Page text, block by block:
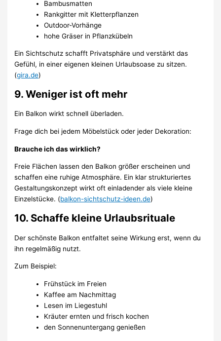
Bambusmatten
Rankgitter mit Kletterpflanzen
Outdoor-Vorhänge
hohe Gräser in Pflanzkübeln
Ein Sichtschutz schafft Privatsphäre und verstärkt das
Gefühl, in einer eigenen kleinen Urlaubsoase zu sitzen.
(gira.de)
9. Weniger ist oft mehr
Ein Balkon wirkt schnell überladen.
Frage dich bei jedem Möbelstück oder jeder Dekoration:
Brauche ich das wirklich?
Freie Flächen lassen den Balkon größer erscheinen und
schaffen eine ruhige Atmosphäre. Ein klar strukturiertes
Gestaltungskonzept wirkt oft einladender als viele kleine
Einzelstücke. (balkon-sichtschutz-ideen.de)
10. Schaffe kleine Urlaubsrituale
Der schönste Balkon entfaltet seine Wirkung erst, wenn du
ihn regelmäßig nutzt.
Zum Beispiel:
Frühstück im Freien
Kaffee am Nachmittag
Lesen im Liegestuhl
Kräuter ernten und frisch kochen
den Sonnenuntergang genießen